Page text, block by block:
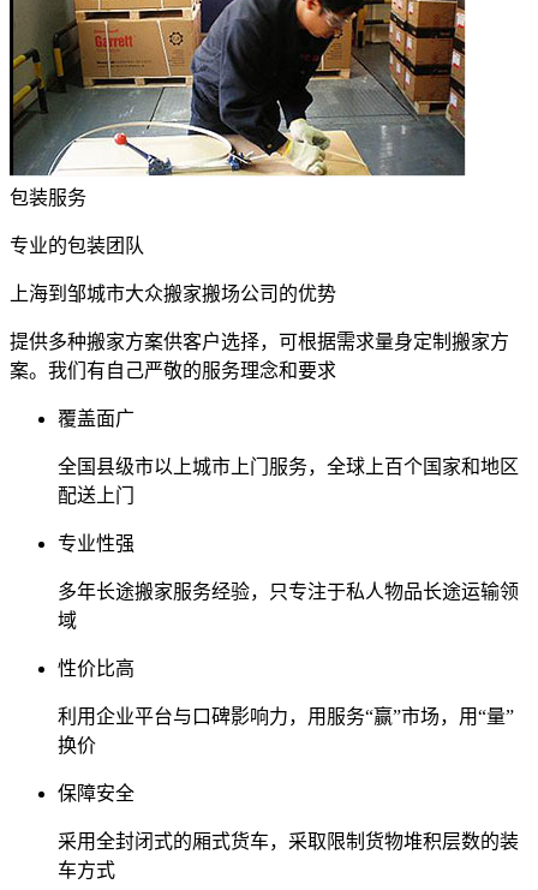
包装服务
专业的包装团队
上海到邹城市大众搬家搬场公司的优势
提供多种搬家方案供客户选择，可根据需求量身定制搬家方
案。我们有自己严敬的服务理念和要求
覆盖面广
全国县级市以上城市上门服务，全球上百个国家和地区
配送上门
专业性强
多年长途搬家服务经验，只专注于私人物品长途运输领
域
性价比高
利用企业平台与口碑影响力，用服务“赢”市场，用“量”
换价
保障安全
采用全封闭式的厢式货车，采取限制货物堆积层数的装
车方式